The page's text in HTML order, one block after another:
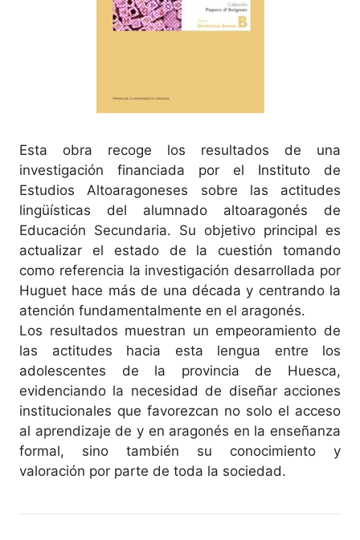
Esta obra recoge los resultados de una
investigación financiada por el Instituto de
Estudios Altoaragoneses sobre las actitudes
lingüísticas del alumnado altoaragonés de
Educación Secundaria. Su objetivo principal es
actualizar el estado de la cuestión tomando
como referencia la investigación desarrollada por
Huguet hace más de una década y centrando la
atención fundamentalmente en el aragonés.
Los resultados muestran un empeoramiento de
las actitudes hacia esta lengua entre los
adolescentes de la provincia de Huesca,
evidenciando la necesidad de diseñar acciones
institucionales que favorezcan no solo el acceso
al aprendizaje de y en aragonés en la enseñanza
formal, sino también su conocimiento y
valoración por parte de toda la sociedad.